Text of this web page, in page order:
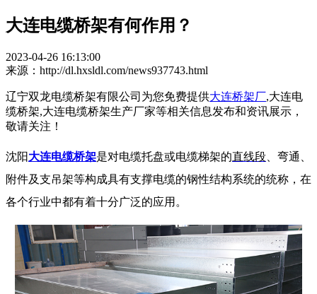
大连电缆桥架有何作用？
2023-04-26 16:13:00
来源：http://dl.hxsldl.com/news937743.html
辽宁双龙电缆桥架有限公司为您免费提供大连桥架厂,大连电
缆桥架,大连电缆桥架生产厂家等相关信息发布和资讯展示，
敬请关注！
沈阳大连电缆桥架是对电缆托盘或电缆梯架的直线段 、弯通、
附件及支吊架等构成具有支撑电缆的钢性结构系统的统称，在
各个行业中都有着十分广泛的应用。